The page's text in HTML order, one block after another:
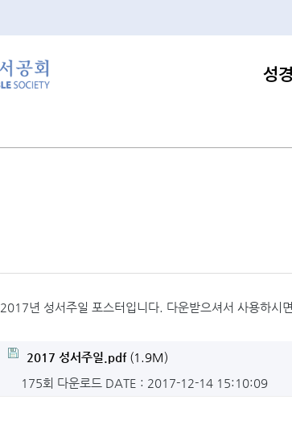
성
2017년 성서주일 포스터입니다. 다운받으셔서 사용하시
2017 성서주일.pdf(1.9M)
175회 다운로드 DATE : 2017-12-14 15:10:09